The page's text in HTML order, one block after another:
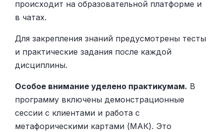
происходит на образовательной платформе и
в чатах.
Для закрепления знаний предусмотрены тесты
и практические задания после каждой
дисциплины.
Особое внимание уделено практикумам. В
программу включены демонстрационные
сессии с клиентами и работа с
метафорическими картами (МАК). Это